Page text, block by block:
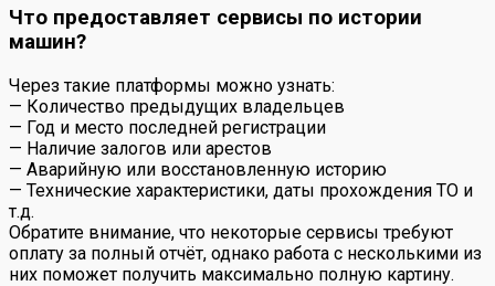
Что предоставляет сервисы по истории
машин?
Через такие платформы можно узнать:
— Количество предыдущих владельцев
— Год и место последней регистрации
— Наличие залогов или арестов
— Аварийную или восстановленную историю
— Технические характеристики, даты прохождения ТО и
т.д.
Обратите внимание, что некоторые сервисы требуют
оплату за полный отчёт, однако работа с несколькими из
них поможет получить максимально полную картину.